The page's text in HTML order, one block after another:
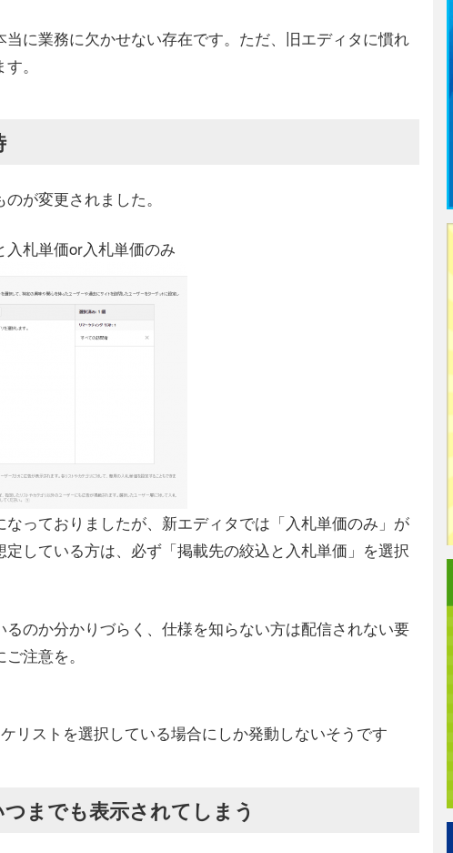
に業務に欠かせない存在です。ただ、旧エディタに慣れ
。
が変更されました。
札単価or入札単価のみ
っておりましたが、新エディタでは「入札単価のみ」が
定している方は、必ず「掲載先の絞込と入札単価」を選択
のか分かりづらく、仕様を知らない方は配信されない要
注意を。
リストを選択している場合にしか発動しないそうです
までも表示されてしまう